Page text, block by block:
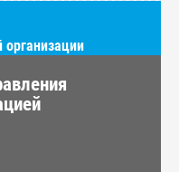
организации